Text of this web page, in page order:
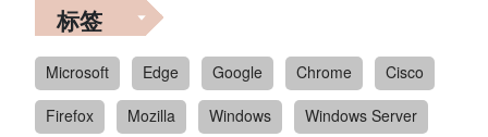
标签
Microsoft Edge Google Chrome
Cisco
Firefox
Mozilla Windows
Windows Server